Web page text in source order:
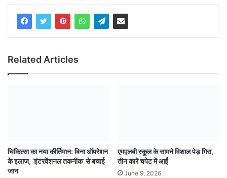
Related Articles
चिकित्सा का नया कीर्तिमान: बिना ऑपरेशन
के इलाज, ‘इंटरवेंशनल तकनीक’ से बचाई
जान
एमएलबी स्कूल के सामने विशाल पेड़ गिरा,
तीन कारें चपेट में आईं
June 9, 2026